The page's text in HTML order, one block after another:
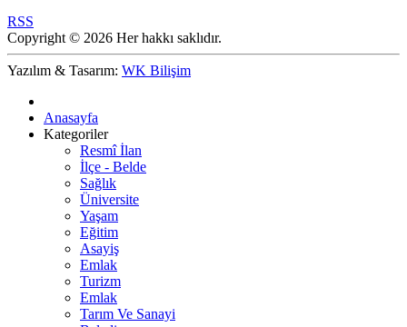
RSS
Copyright © 2026 Her hakkı saklıdır.
Yazılım & Tasarım: WK Bilişim
Anasayfa
Kategoriler
Resmî İlan
İlçe - Belde
Sağlık
Üniversite
Yaşam
Eğitim
Asayiş
Emlak
Turizm
Emlak
Tarım Ve Sanayi